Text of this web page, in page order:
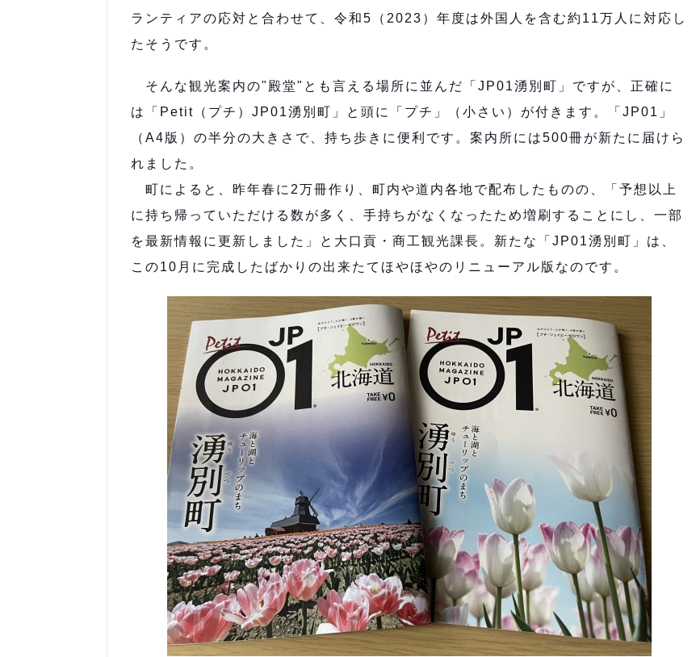
ランティアの応対と合わせて、令和5（2023）年度は外国人を含む約11万人に対応し
たそうです。
そんな観光案内の"殿堂"とも言える場所に並んだ「JP01湧別町」ですが、正確に
は「Petit（プチ）JP01湧別町」と頭に「プチ」（小さい）が付きます。「JP01」
（A4版）の半分の大きさで、持ち歩きに便利です。案内所には500冊が新たに届けら
れました。
町によると、昨年春に2万冊作り、町内や道内各地で配布したものの、「予想以上
に持ち帰っていただける数が多く、手持ちがなくなったため増刷することにし、一部
を最新情報に更新しました」と大口貢・商工観光課長。新たな「JP01湧別町」は、
この10月に完成したばかりの出来たてほやほやのリニューアル版なのです。